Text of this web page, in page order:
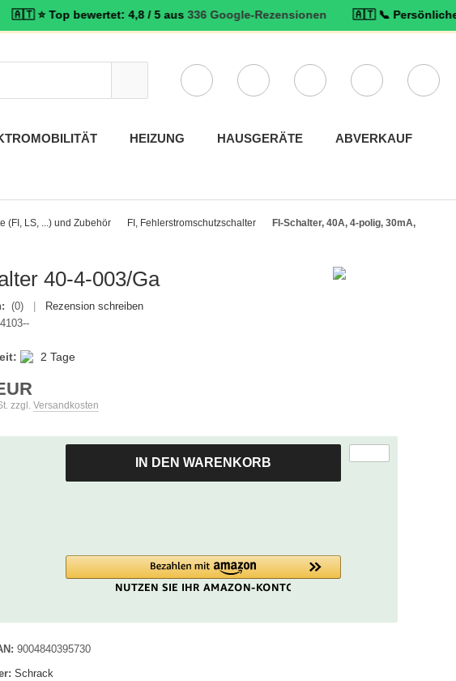
bewertet: 4,8 / 5 aus336 Google-Rezensionen🇦🇹 📞 Persönlicher Service:
oben
um
das
auszuwählen.
die
gelangen.
Benutzer
von
und
Streichgesten
verwenden.
HEIZUNG HAUSGERÄTE ABVERKAUF
(FI, LS, ...) und Zubehör FI, Fehlerstromschutzschalter
FI-Schalter, 40A, 4-polig, 30mA,
40-4-003/Ga
(0)
Rezension schreiben
2 Tage
zzgl. Versandkosten
IN DEN WARENKORB
9004840395730
Schrack